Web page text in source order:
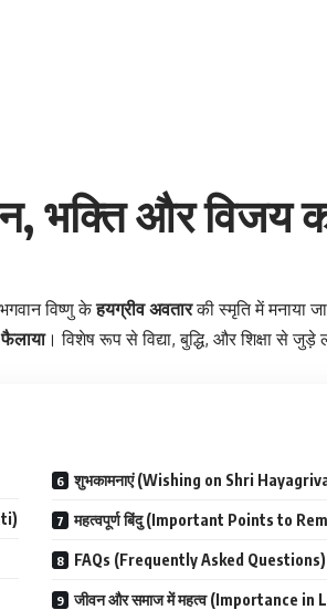
भक्ति और विजय
विष्णु केहयग्रीव अवतारकी स्मृति में मनाया
। विशेष रूप से विद्या, बुद्धि, और शिक्षा से जुड़े
शुभकामनाएं (Wishing on Shri
महत्वपूर्ण बिंदु (Important Points to
FAQs (Frequently Asked Questions)
जीवन और समाज में महत्व (Importance in